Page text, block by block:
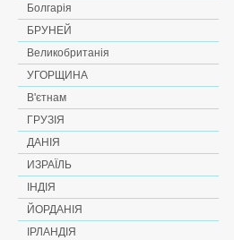
Болгарія
БРУНЕЙ
Великобританія
УГОРЩИНА
В'єтнам
ГРУЗІЯ
ДАНІЯ
ИЗРАЇЛЬ
ІНДІЯ
ЙОРДАНІЯ
ІРЛАНДІЯ